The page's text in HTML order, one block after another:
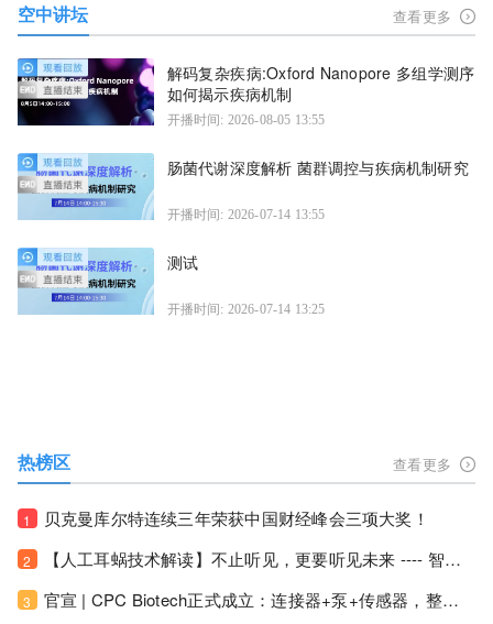
空中讲坛 查看更多
解码复杂疾病:Oxford Nanopore 多组学测序
如何揭示疾病机制
开播时间: 2026-08-05 13:55
肠菌代谢深度解析 菌群调控与疾病机制研究
开播时间: 2026-07-14 13:55
测试
开播时间: 2026-07-14 13:25
热榜区 查看更多
1 贝克曼库尔特连续三年荣获中国财经峰会三项大奖！
2 【人工耳蜗技术解读】不止听见，更要听见未来 ---- 智能耳蜗，开启人工耳蜗技术新纪元！
3 官宣 | CPC Biotech正式成立：连接器+泵+传感器，整合生物制药流体管理解决方案！